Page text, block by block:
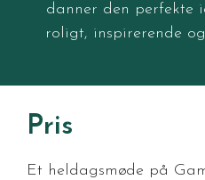
danner den perfekte
roligt, inspirerende
Pris
Et heldagsmøde på